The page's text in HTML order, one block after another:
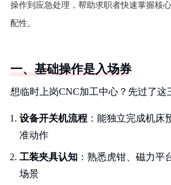
操作到应急处理，帮助求职者快速掌握核
配性。
一、基础操作是入场券
想临时上岗CNC加工中心？先过了这
设备开关机流程 ：能独立完成机床
准动作
工装夹具认知 ：熟悉虎钳、磁力平
场景